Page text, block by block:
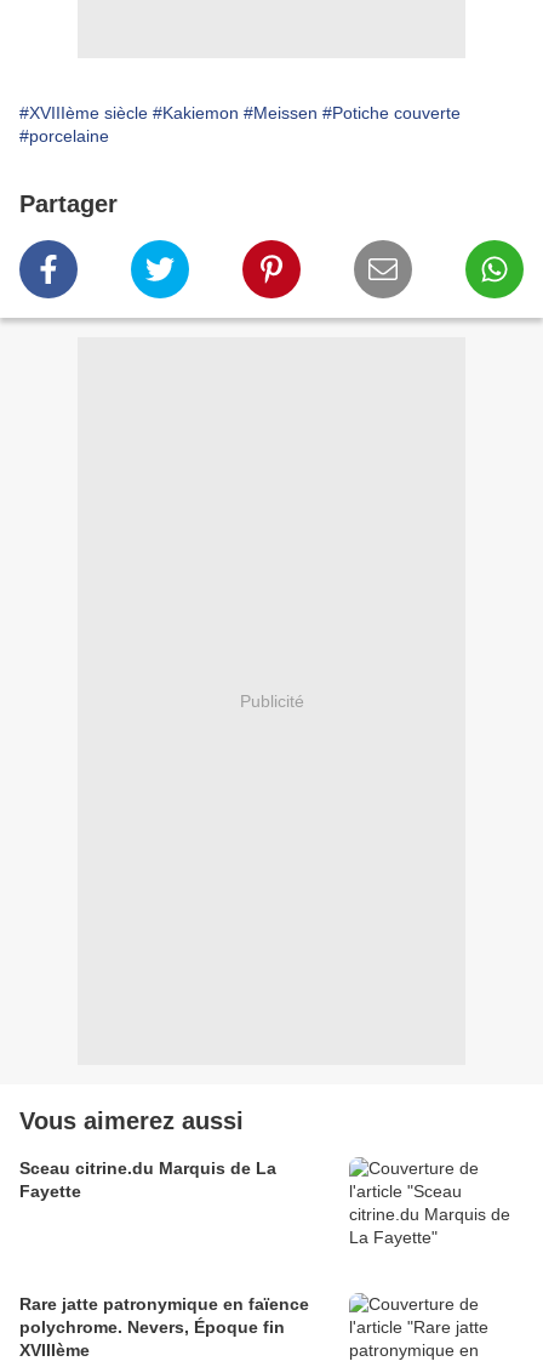
#XVIIIème siècle #Kakiemon #Meissen #Potiche couverte
#porcelaine
Partager
Publicité
Vous aimerez aussi
Sceau citrine.du Marquis de La
Fayette
Rare jatte patronymique en faïence
polychrome. Nevers, Époque fin
XVIIIème